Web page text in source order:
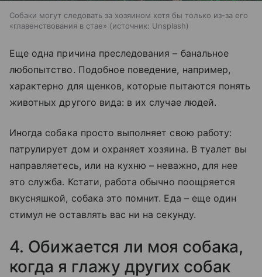
Собаки могут следовать за хозяином хотя бы только из-за его
«главенствования в стае»
источник: Unsplash
Еще одна причина преследования – банальное
любопытство. Подобное поведение, например,
характерно для щенков, которые пытаются понять
животных другого вида: в их случае людей.
Иногда собака просто выполняет свою работу:
патрулирует дом и охраняет хозяина. В туалет вы
направляетесь, или на кухню – неважно, для нее
это служба. Кстати, работа обычно поощряется
вкусняшкой, собака это помнит. Еда – еще один
стимул не оставлять вас ни на секунду.
4. Обижается ли моя собака,
когда я глажу других собак